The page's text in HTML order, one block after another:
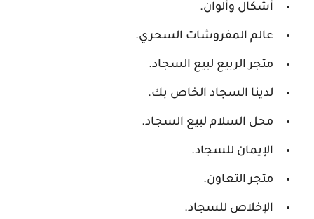
أشكال وألوان.
عالم المفروشات السحري.
متجر الربيع لبيع السجاد.
لدينا السجاد الخاص بك.
محل السلام لبيع السجاد.
الإيمان للسجاد.
متجر التعاون.
الإخلاص للسجاد.